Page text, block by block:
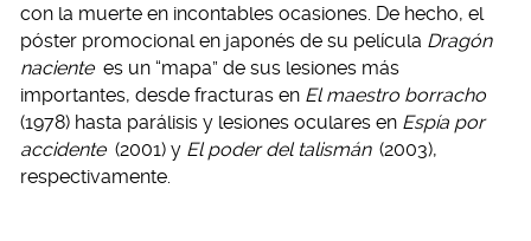
con la muerte en incontables ocasiones. De hecho, el
póster promocional en japonés de su película Dragón
naciente es un “mapa” de sus lesiones más
importantes, desde fracturas en El maestro borracho
(1978) hasta parálisis y lesiones oculares en Espía por
accidente (2001) y El poder del talismán (2003),
respectivamente.